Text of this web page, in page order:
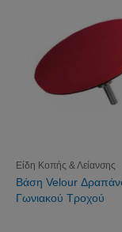
Είδη Κοπής & Λείανσης
Βάση Velour
Γωνιακού Τροχού